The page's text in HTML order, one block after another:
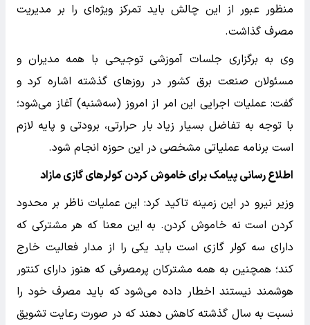
منظور عبور از این چالش باید تمرکز ویژه‌ای را بر مدیریت
مصرف گذاشت.
وی به برگزاری جلسات آموزشی توجیحی با همه مدیران و
مسئولان صنعت برق کشور در روزهای گذشته اشاره کرد و
گفت: عملیات اجرایی این امر از امروز (سه‌شنبه) آغاز می‌شود؛
با توجه به تفاضل بسیار زیاد بار حرارتی، برودتی و پایه لازم
است برنامه عملیاتی مشخصی در این حوزه انجام شود.
اطلاع رسانی پیامک برای خاموش کردن کولرهای گازی مازاد
وزیر نیرو در این زمینه تاکید کرد: این عملیات ناظر بر محدود
کردن است نه خاموش کردن. به این معنا که هر مشترکی که
دارای سه کولر گازی است باید یکی را از مدار فعالیت خارج
کند؛ همچنین به همه مشترکان پرمصرفی که هنوز دارای کنتور
هوشمند نیستند اخطار داده می‌شود که باید مصرف خود را
نسبت به سال گذشته کاهش دهند که در صورت رعایت تشویق